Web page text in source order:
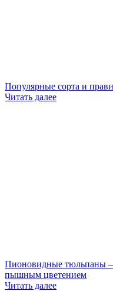
Популярные сорта и
Читать далее
Пионовидные тюльпаны —
пышным цветением
Читать далее